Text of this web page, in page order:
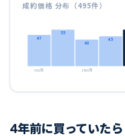
成約価格 分布（495件）
47
55
40
45
600万 1800万
4年前に買っていたら